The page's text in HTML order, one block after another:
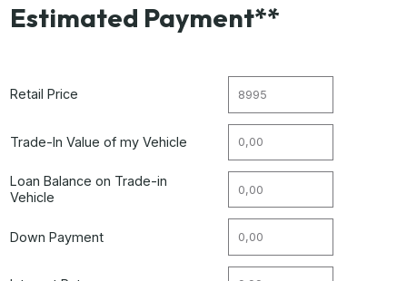
Estimated Payment**
Retail Price
Trade-In Value of my Vehicle
Loan Balance on Trade-in
Vehicle
Down Payment